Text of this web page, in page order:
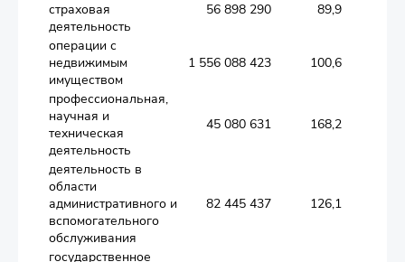
страховая
деятельность
56 898 290 89,9
операции с
недвижимым
имуществом
1 556 088 423 100,6
профессиональная,
научная и
техническая
деятельность
45 080 631 168,2
деятельность в
области
административного и
вспомогательного
обслуживания
82 445 437 126,1
государственное